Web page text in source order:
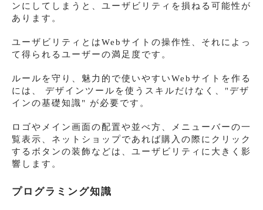
ンにしてしまうと、ユーザビリティを損ねる可能性が
あります。
ユーザビリティとはWebサイトの操作性、それによっ
て得られるユーザーの満足度です。
ルールを守り、魅力的で使いやすいWebサイトを作る
には、 デザインツールを使うスキルだけなく、"デザ
インの基礎知識" が必要です。
ロゴやメイン画面の配置や並べ方、メニューバーの一
覧表示、ネットショップであれば購入の際にクリック
するボタンの装飾などは、ユーザビリティに大きく影
響します。
プログラミング知識